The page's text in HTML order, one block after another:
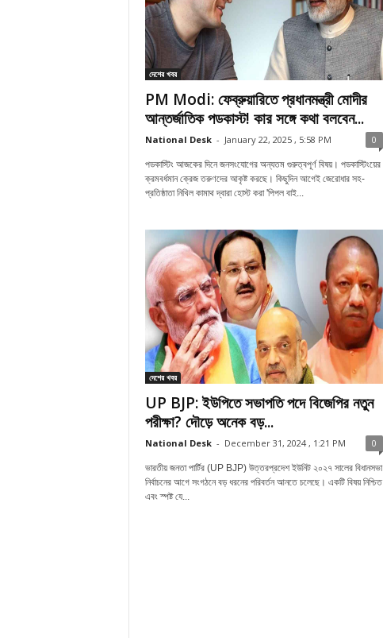
দেশের খবর
PM Modi: ফেব্রুয়ারিতে প্রধানমন্ত্রী মোদীর
আন্তর্জাতিক পডকাস্ট! কার সঙ্গে কথা বলবেন...
National Desk - January 22, 2025 , 5:58 PM 0
পডকাস্টিং আজকের দিনে জনসংযোগের অন্যতম গুরুত্বপূর্ণ বিষয়। পডকাস্টিংয়ের
ক্রমবর্ধমান ক্রেজ তরুণদের আকৃষ্ট করছে। কিছুদিন আগেই জেরোধার সহ-
প্রতিষ্ঠাতা নিখিল কামাথ দ্বারা হোস্ট করা 'পিপল বাই...
দেশের খবর
UP BJP: ইউপিতে সভাপতি পদে বিজেপির নতুন
পরীক্ষা? দৌড়ে অনেক বড়...
National Desk - December 31, 2024 , 1:21 PM 0
ভারতীয় জনতা পার্টির (UP BJP) উত্তরপ্রদেশ ইউনিট ২০২৭ সালের বিধানসভা
নির্বাচনের আগে সংগঠনে বড় ধরনের পরিবর্তন আনতে চলেছে। একটি বিষয় নিশ্চিত
এবং স্পষ্ট যে...